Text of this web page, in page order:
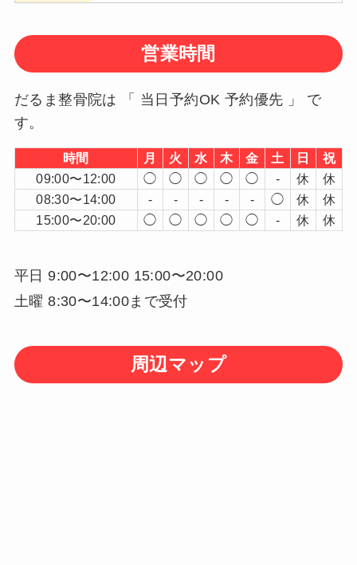
営業時間
だるま整骨院は 「 当日予約OK 予約優先 」 で
す。
時間 月 火 水 木 金 土 日
祝
09:00〜12:00
◯ ◯ ◯ ◯ ◯ - 休
休
08:30〜14:00
- - - - - ◯ 休
休
15:00〜20:00
◯ ◯ ◯ ◯ ◯ - 休 休
平日 9:00〜12:00 15:00〜20:00
土曜 8:30〜14:00まで受付
周辺マップ